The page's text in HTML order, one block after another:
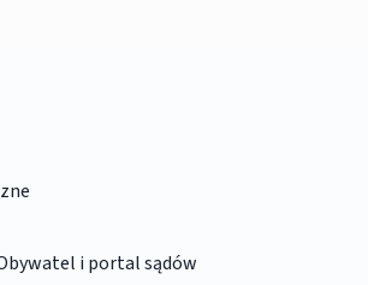
i portal sądów